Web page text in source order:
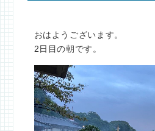
おはようございます。
2日目の朝です。